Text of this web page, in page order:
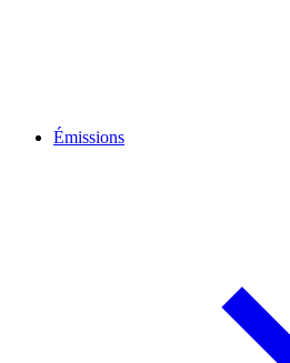
Émissions